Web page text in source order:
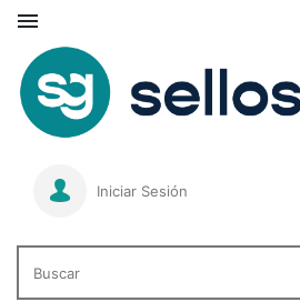

Iniciar Sesión